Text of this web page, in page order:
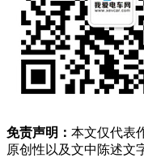
免责声明： 本文仅代表
原创性以及文中陈述文